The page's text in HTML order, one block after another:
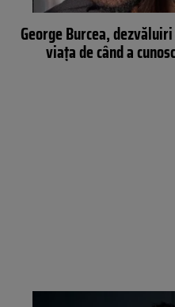
George Burcea,
viaţa de când a